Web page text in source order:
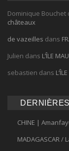
Dominique Bouchet
châteaux
de vazeilles dans
Julien dans L’ÎLE
sebastien dans
CHINE |
MADAGASCAR